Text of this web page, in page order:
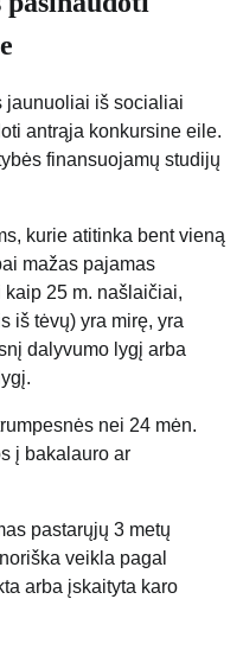
jaunuoliai iš socialiai
antrąja konkursine eile.
finansuojamų studijų
kurie atitinka bent vieną
mažas pajamas
25 m. našlaičiai,
iš tėvų) yra mirę, yra
dalyvumo lygį arba
nei 24 mėn.
į bakalauro ar
pastarųjų 3 metų
veikla pagal
arba įskaityta karo